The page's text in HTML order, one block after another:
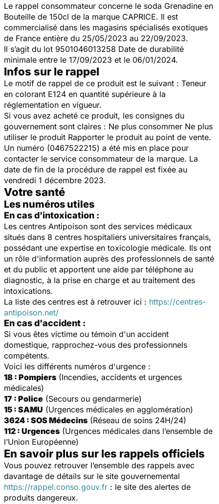
Le rappel consommateur concerne le soda Grenadine en
Bouteille de 150cl de la marque CAPRICE. Il est
commercialisé dans les magasins spécialisés exotiques
de France entière du 25/05/2023 au 22/09/2023.
Il s’agit du lot 9501046013258 Date de durabilité
minimale entre le 17/09/2023 et le 06/01/2024.
Infos sur le rappel
Le motif de rappel de ce produit est le suivant : Teneur
en colorant E124 en quantité supérieure à la
réglementation en vigueur.
Si vous avez acheté ce produit, les consignes du
gouvernement sont claires : Ne plus consommer Ne plus
utiliser le produit Rapporter le produit au point de vente.
Un numéro (0467522215) a été mis en place pour
contacter le service consommateur de la marque. La
date de fin de la procédure de rappel est fixée au
vendredi 1 décembre 2023.
Votre santé
Les numéros utiles
En cas d'intoxication :
Les centres Antipoison sont des services médicaux
situés dans 8 centres hospitaliers universitaires français,
possédant une expertise en toxicologie médicale. Ils ont
un rôle d'information auprès des professionnels de santé
et du public et apportent une aide par téléphone au
diagnostic, à la prise en charge et au traitement des
intoxications.
La liste des centres est à retrouver ici : https://centres-
antipoison.net/
En cas d'accident :
Si vous êtes victime ou témoin d'un accident
domestique, rapprochez-vous des professionnels
compétents.
Voici les différents numéros d'urgence :
18 : Pompiers (Incendies, accidents et urgences
médicales)
17 : Police (Secours ou gendarmerie)
15 : SAMU (Urgences médicales en agglomération)
3624 : SOS Médecins (Réseau de soins 24H/24)
112 : Urgences (Urgences médicales dans l’ensemble de
l’Union Européenne)
En savoir plus sur les rappels officiels
Vous pouvez retrouver l’ensemble des rappels avec
davantage de détails sur le site gouvernemental
https://rappel.conso.gouv.fr : le site des alertes de
produits dangereux.